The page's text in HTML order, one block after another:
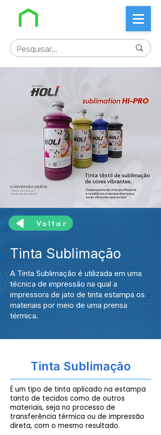
Voltar
Tinta Sublimação
A Tinta Sublimação é utilizada em uma
técnica de impressão na qual a
impressora de jato de tinta estampa os
materiais por meio de uma prensa
térmica.
Tinta Sublimação
É um tipo de tinta aplicado na estampa
tanto de tecidos como de outros
materiais, seja no processo de
transferência térmica ou de impressão
direta, com o mesmo resultado.